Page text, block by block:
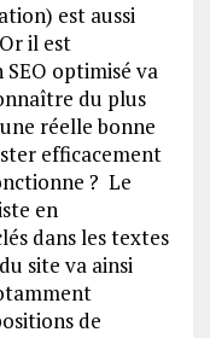
est aussi
il est
optimisé va
du plus
réelle bonne
efficacement
? Le
en
dans les textes
site va ainsi
de